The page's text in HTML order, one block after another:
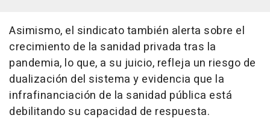
Asimismo, el sindicato también alerta sobre el
crecimiento de la sanidad privada tras la
pandemia, lo que, a su juicio, refleja un riesgo de
dualización del sistema y evidencia que la
infrafinanciación de la sanidad pública está
debilitando su capacidad de respuesta.